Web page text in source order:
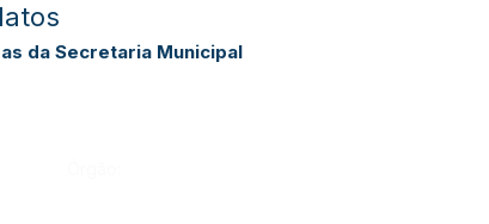
da Secretaria Municipal